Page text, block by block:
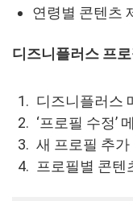
연령별 콘텐츠
디즈니플러스 프
디즈니플러스
‘프로필 수정’
새 프로필 추
프로필별 콘텐